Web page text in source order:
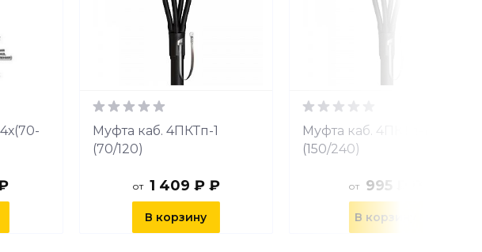
Муфта каб. 4ПКТп-1
(70/120)
от 1 409 ₽ ₽
В корзину
Муфта каб. 4ПКТп-1
(150/240)
от 995 ₽ ₽
В корзину